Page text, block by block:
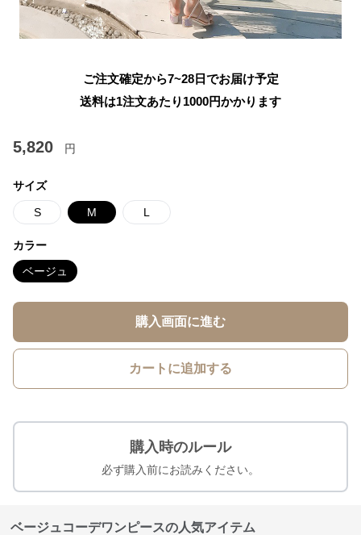
ご注文確定から7~28日でお届け予定
送料は1注文あたり 1000円かかります
5,820 円
サイズ
S M L
カラー
ベージュ
購入画面に進む
カートに追加する
購入時のルール
必ず購入前にお読みください。
ベージュコーデワンピースの人気アイテム